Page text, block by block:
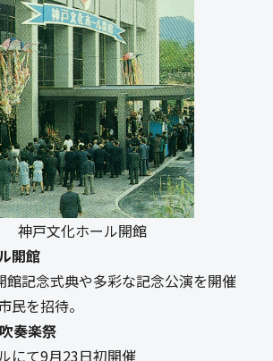
神戸文化ホール開館
開館
館記念式典や多彩な記念公演を開催
民を招待。
奏楽祭
にて9月23日初開催